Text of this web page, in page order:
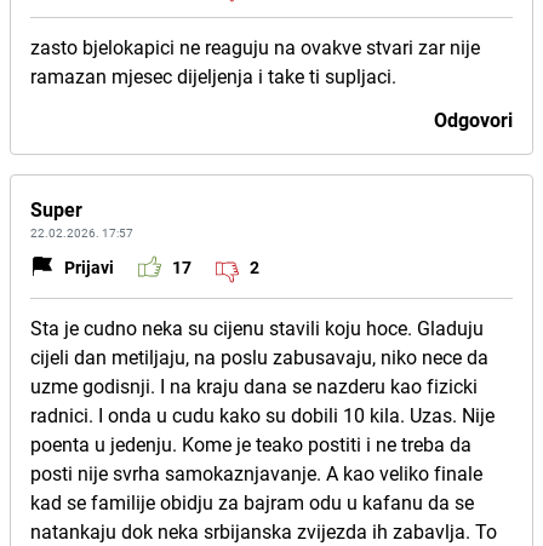
zasto bjelokapici ne reaguju na ovakve stvari zar nije
ramazan mjesec dijeljenja i take ti supljaci.
Odgovori
Super
22.02.2026. 17:57
Prijavi 17 2
Sta je cudno neka su cijenu stavili koju hoce. Gladuju
cijeli dan metiljaju, na poslu zabusavaju, niko nece da
uzme godisnji. I na kraju dana se nazderu kao fizicki
radnici. I onda u cudu kako su dobili 10 kila. Uzas. Nije
poenta u jedenju. Kome je teako postiti i ne treba da
posti nije svrha samokaznjavanje. A kao veliko finale
kad se familije obidju za bajram odu u kafanu da se
natankaju dok neka srbijanska zvijezda ih zabavlja. To